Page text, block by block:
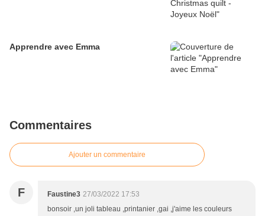
Apprendre avec Emma
Commentaires
Ajouter un commentaire
F Faustine3 27/03/2022 17:53
bonsoir ,un joli tableau ,printanier ,gai ,j'aime les couleurs